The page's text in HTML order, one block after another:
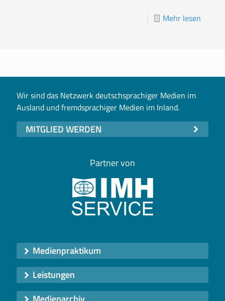
Mehr lesen
Wir sind das Netzwerk deutschsprachiger Medien im
Ausland und fremdsprachiger Medien im Inland.
MITGLIED WERDEN
Partner von
Medienpraktikum
Leistungen